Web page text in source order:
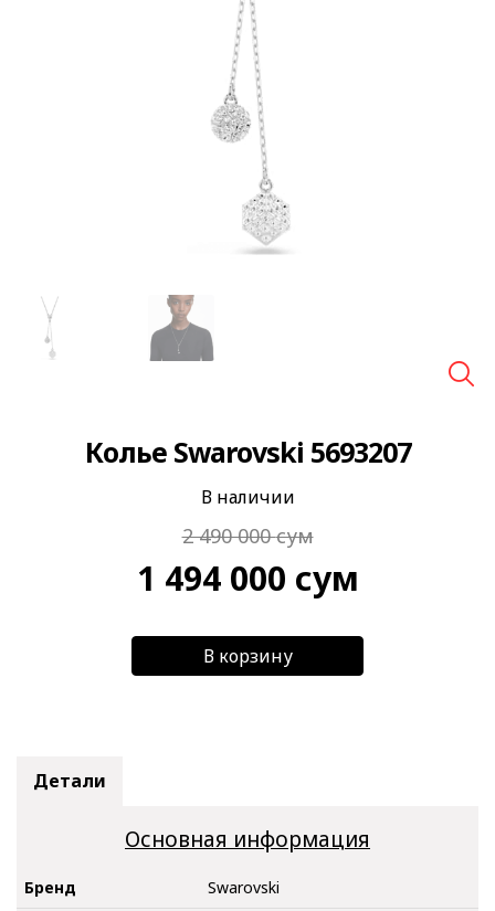
Колье Swarovski 5693207
В наличии
2 490 000сум
1 494 000 сум
В корзину
Детали
Основная информация
Бренд
Swarovski